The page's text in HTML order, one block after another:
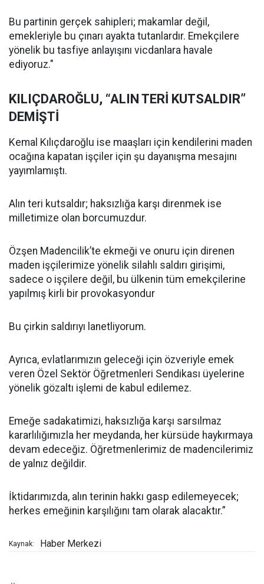
Bu partinin gerçek sahipleri; makamlar değil,
emekleriyle bu çınarı ayakta tutanlardır. Emekçilere
yönelik bu tasfiye anlayışını vicdanlara havale
ediyoruz."
KILIÇDAROĞLU, “ALIN TERİ KUTSALDIR”
DEMİŞTİ
Kemal Kılıçdaroğlu ise maaşları için kendilerini maden
ocağına kapatan işçiler için şu dayanışma mesajını
yayımlamıştı.
Alın teri kutsaldır; haksızlığa karşı direnmek ise
milletimize olan borcumuzdur.
Özşen Madencilik’te ekmeği ve onuru için direnen
maden işçilerimize yönelik silahlı saldırı girişimi,
sadece o işçilere değil, bu ülkenin tüm emekçilerine
yapılmış kirli bir provokasyondur
Bu çirkin saldırıyı lanetliyorum.
Ayrıca, evlatlarımızın geleceği için özveriyle emek
veren Özel Sektör Öğretmenleri Sendikası üyelerine
yönelik gözaltı işlemi de kabul edilemez.
Emeğe sadakatimizi, haksızlığa karşı sarsılmaz
kararlılığımızla her meydanda, her kürsüde haykırmaya
devam edeceğiz. Öğretmenlerimiz de madencilerimiz
de yalnız değildir.
İktidarımızda, alın terinin hakkı gasp edilemeyecek;
herkes emeğinin karşılığını tam olarak alacaktır.”
Kaynak: Haber Merkezi